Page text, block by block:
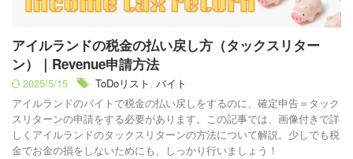
アイルランドの税金の払い戻し方（タックスリター
ン）｜Revenue申請方法
2025/5/15 ToDoリスト , バイト
アイルランドのバイトで税金の払い戻しをするのに、確定申告＝タック
スリターンの申請をする必要があります。この記事では、画像付きで詳
しくアイルランドのタックスリターンの方法について解説。少しでも税
金でお金の損をしないためにも、しっかり行いましょう！